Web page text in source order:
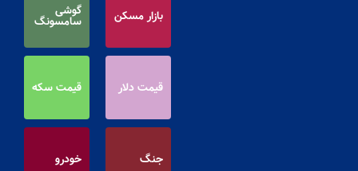
بازار مسکن گوشی
سامسونگ
قیمت دلار قیمت سکه
جنگ خودرو